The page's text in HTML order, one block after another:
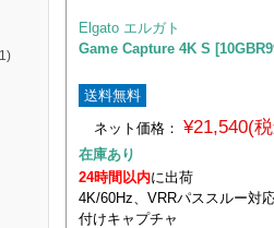
Elgato エルガト
Game Capture 4K S
送料無料
ネット価格：
¥21,540(
在庫あり
24時間以内に出荷
4K/60Hz、VRRパススルー対
付けキャプチャ